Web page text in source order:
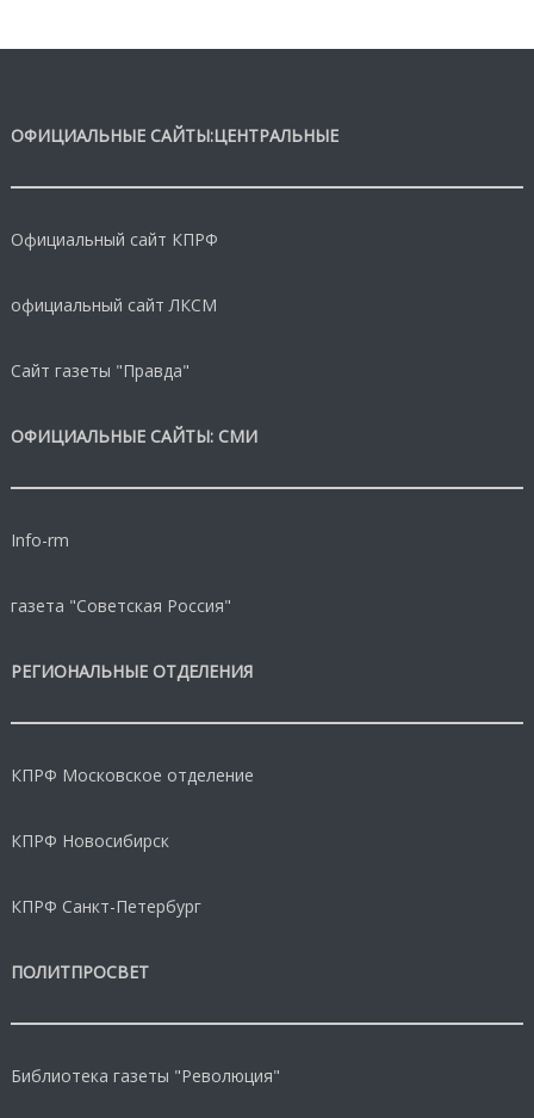
ОФИЦИАЛЬНЫЕ САЙТЫ:ЦЕНТРАЛЬНЫЕ
Официальный сайт КПРФ
официальный сайт ЛКСМ
Сайт газеты "Правда"
ОФИЦИАЛЬНЫЕ САЙТЫ: СМИ
Info-rm
газета "Советская Россия"
РЕГИОНАЛЬНЫЕ ОТДЕЛЕНИЯ
КПРФ Московское отделение
КПРФ Новосибирск
КПРФ Санкт-Петербург
ПОЛИТПРОСВЕТ
Библиотека газеты "Революция"